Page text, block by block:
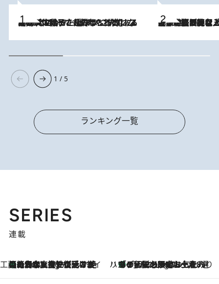
2026.8.5
【阿川佐和子さんの年とる力】なぜ70代で始めた趣味は“こんなに楽しい”のか？ ピアノ、俳句…スランプに陥っても続けられる“ある秘訣”とは 2026.8.5
【なぜ吉沢亮は「気配を消せる」のか？】興行収入208億の『国宝』を経て挑むミュージカル『ディア・エヴァン・ハンセン』。トップ俳優が舞台上でさらけ出した“孤独”とは
1 / 5
ランキング一覧
SERIES
連載
工藤まやのおもてなしハワイ
9 Hours Ago
【ハワイ土産】ローカルの絶大な支持で復活！ 絶品の幻クッキー《元ファンの日本人女性が受け継いだ名店》 ハワイ賢者 リサのお気に入りリスト9 Hours Ago
あの伝説の限定トートも！ リニューアルした「ディーン＆デルーカ ハワイ」で必須のお土産8選